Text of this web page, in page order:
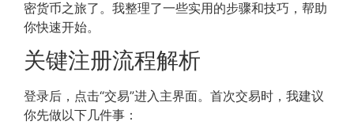
密货币之旅了。我整理了一些实用的步骤和技巧，帮助
你快速开始。
关键注册流程解析
登录后，点击“交易”进入主界面。首次交易时，我建议
你先做以下几件事：